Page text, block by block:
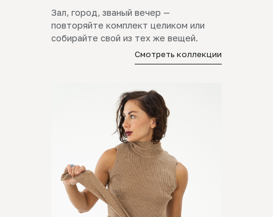
Зал, город, званый вечер —
повторяйте комплект целиком или
собирайте свой из тех же вещей.
Смотреть коллекции